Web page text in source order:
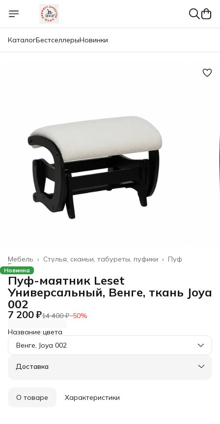
КаталогБестселлерыНовинки
Пуф
Стулья, скамьи, табуреты, пуфики ›
Мебель ›
Главная
Новинка
Пуф-маятник Leset
Универсальный, Венге, ткань Joya
002
7 200 ₽14 400 ₽−50%
Название цвета
Венге, Joya 002
Доставка
О товаре Характеристики